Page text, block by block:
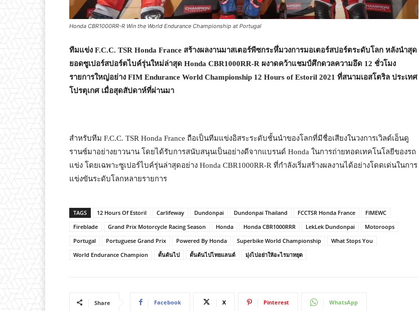
Honda CBR1000RR-R Win the World Endurance Championship at Portugal
ทีมแข่ง F.C.C. TSR Honda France สร้างผลงานมาสเตอร์พีซกระหึ่มวงการมอเตอร์สปอร์ตระดับโลก หลังนำสุด
ยอดซูเปอร์สปอร์ตไบค์รุ่นใหม่ล่าสุด Honda CBR1000RR-R ผงาดคว้าแชมป์ศึกดวลความอึด 12 ชั่วโมง
รายการใหญ่อย่าง FIM Endurance World Championship 12 Hours of Estoril 2021 ที่สนามเอสโตริล ประเทศ
โปรตุเกศ เมื่อสุดสัปดาห์ที่ผ่านมา
สำหรับทีม F.C.C. TSR Honda France ถือเป็นทีมแข่งอิสระระดับชั้นนำของโลกที่มีชื่อเสียงในวงการเวิลด์เอ็นดู
รานซ์มาอย่างยาวนาน โดยได้รับการสนับสนุนเป็นอย่างดีจากแบรนด์ Honda ในการถ่ายทอดเทคโนโลยีของรถ
แข่ง โดยเฉพาะซูเปอร์ไบค์รุ่นล่าสุดอย่าง Honda CBR1000RR-R ที่กำลังเริ่มสร้างผลงานได้อย่างโดดเด่นในการ
แข่งขันระดับโลกหลายรายการ
TAGS 12 Hours Of Estoril Carlifeway Dundonpai Dundonpai Thailand FCCTSR Honda France
FIMEWC
Fireblade
Grand Prix Motorcycle Racing Season Honda Honda CBR1000RRR LekLek Dundonpai
Motoroops
Portugal
Portuguese Grand Prix Powered By Honda Superbike World Championship
What Stops You
World Endurance Champion
ดั้นด้นไป ดั้นด้นไปไทยแลนด์ มุ่งไปอย่าให้อะไรมาหยุด
Share Facebook X Pinterest WhatsApp